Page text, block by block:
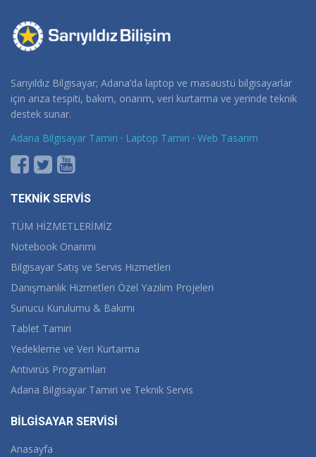
Sarıyıldız Bilgisayar; Adana’da laptop ve masaüstü bilgisayarlar
için arıza tespiti, bakım, onarım, veri kurtarma ve yerinde teknik
destek sunar.
Adana Bilgisayar Tamiri · Laptop Tamiri · Web Tasarım
TEKNİK SERVİS
TÜM HİZMETLERİMİZ
Notebook Onarımı
Bilgisayar Satış ve Servis Hizmetleri
Danışmanlık Hizmetleri Özel Yazılım Projeleri
Sunucu Kurulumu & Bakımı
Tablet Tamiri
Yedekleme ve Veri Kurtarma
Antivirüs Programları
Adana Bilgisayar Tamiri ve Teknik Servis
BİLGİSAYAR SERVİSİ
Anasayfa